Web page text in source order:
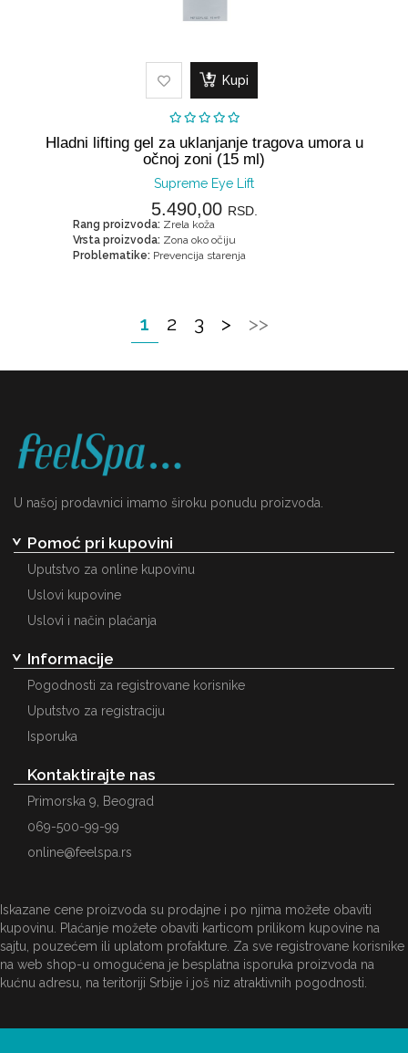
Kupi
Hladni lifting gel za uklanjanje tragova umora u
očnoj zoni (15 ml)
Supreme Eye Lift
5.490,00 RSD.
Rang proizvoda: Zrela koža
Vrsta proizvoda: Zona oko očiju
Problematike: Prevencija starenja
1 2 3 > >>
U našoj prodavnici imamo široku ponudu proizvoda.
Pomoć pri kupovini
Uputstvo za online kupovinu
Uslovi kupovine
Uslovi i način plaćanja
Informacije
Pogodnosti za registrovane korisnike
Uputstvo za registraciju
Isporuka
Kontaktirajte nas
Primorska 9, Beograd
069-500-99-99
online@feelspa.rs
Iskazane cene proizvoda su prodajne i po njima možete obaviti
kupovinu. Plaćanje možete obaviti karticom prilikom kupovine na
sajtu, pouzećem ili uplatom profakture. Za sve registrovane korisnike
na web shop-u omogućena je besplatna isporuka proizvoda na
kućnu adresu, na teritoriji Srbije i još niz atraktivnih pogodnosti.